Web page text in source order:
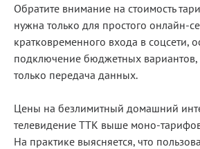
Обратите внимание на стоимость
нужна только для простого онлайн-
кратковременного входа в соцсети,
подключение бюджетных вариантов,
только передача данных.
Цены на безлимитный домашний
телевидение ТТК выше
На практике выясняется, что